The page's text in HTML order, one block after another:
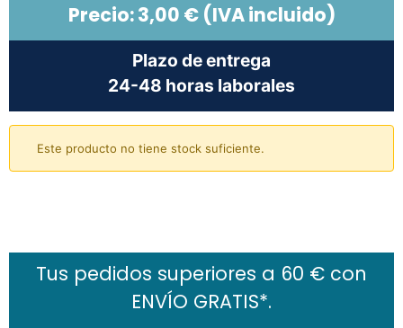
Precio:3,00 €(IVA incluido)
Plazo de entrega
24-48 horas laborales
Este producto no tiene stock suficiente.
Tus pedidos superiores a 60 € con
ENVÍO GRATIS*.